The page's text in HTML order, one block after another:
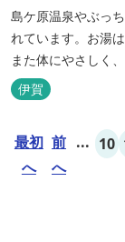
島ケ原温泉やぶっ
れています。お湯
また体にやさしく、長湯を
ートキャンプ場、
限定）、こんにゃ
ンプやディキャン
伊賀
最初
へ
前
へ
... 10